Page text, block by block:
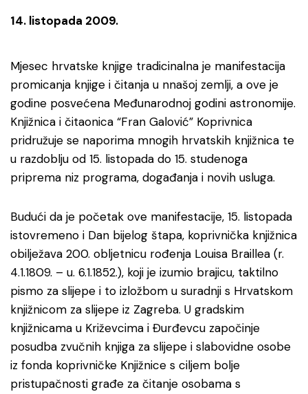
14. listopada 2009.
Mjesec hrvatske knjige tradicinalna je manifestacija
promicanja knjige i čitanja u nnašoj zemlji, a ove je
godine posvećena Međunarodnoj godini astronomije.
Knjižnica i čitaonica “Fran Galović” Koprivnica
pridružuje se naporima mnogih hrvatskih knjižnica te
u razdoblju od 15. listopada do 15. studenoga
priprema niz programa, događanja i novih usluga.
Budući da je početak ove manifestacije, 15. listopada
istovremeno i Dan bijelog štapa, koprivnička knjižnica
obilježava 200. obljetnicu rođenja Louisa Braillea (r.
4.1.1809. – u. 6.1.1852.), koji je izumio brajicu, taktilno
pismo za slijepe i to izložbom u suradnji s Hrvatskom
knjižnicom za slijepe iz Zagreba. U gradskim
knjižnicama u Križevcima i Đurđevcu započinje
posudba zvučnih knjiga za slijepe i slabovidne osobe
iz fonda koprivničke Knjižnice s ciljem bolje
pristupačnosti građe za čitanje osobama s